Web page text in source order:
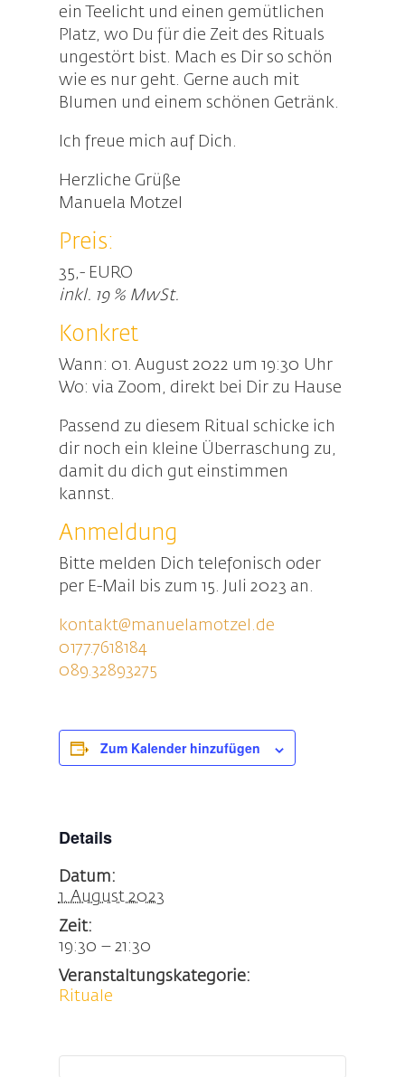
ein Teelicht und einen gemütlichen
Platz, wo Du für die Zeit des Rituals
ungestört bist. Mach es Dir so schön
wie es nur geht. Gerne auch mit
Blumen und einem schönen Getränk.
Ich freue mich auf Dich.
Herzliche Grüße
Manuela Motzel
Preis:
35,- EURO
inkl. 19 % MwSt.
Konkret
Wann: 01. August 2022 um 19:30 Uhr
Wo: via Zoom, direkt bei Dir zu Hause
Passend zu diesem Ritual schicke ich
dir noch ein kleine Überraschung zu,
damit du dich gut einstimmen
kannst.
Anmeldung
Bitte melden Dich telefonisch oder
per E-Mail bis zum 15. Juli 2023 an.
kontakt@manuelamotzel.de
0177.7618184
089.32893275
Zum Kalender hinzufügen
Details
Datum:
1. August 2023
Zeit:
19:30 – 21:30
Veranstaltungskategorie:
Rituale